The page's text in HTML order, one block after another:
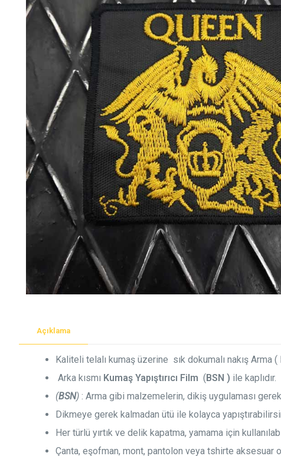
Açıklama
Kaliteli telalı kumaş üzerine sık dokumalı nakış Arma
Arka kısmı Kumaş Yapıştırıcı Film (BSN ) ile kaplıdır.
(BSN) : Arma gibi malzemelerin, dikiş uygulaması
Dikmeye gerek kalmadan ütü ile kolayca
Her türlü yırtık ve delik kapatma, yamama için
Çanta, eşofman, mont, pantolon veya tshirte aksesuar